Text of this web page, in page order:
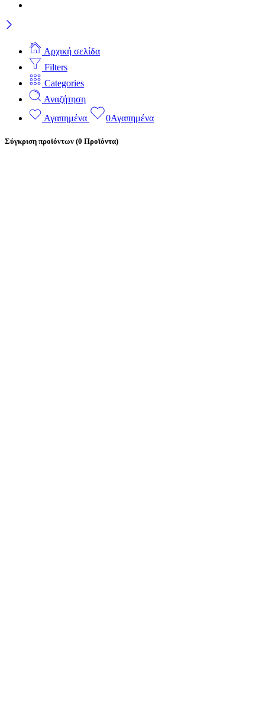
Αρχική σελίδα
Filters
Categories
Αναζήτηση
Αγαπημένα
0Αγαπημένα
Σύγκριση προϊόντων (0 Προϊόντα)